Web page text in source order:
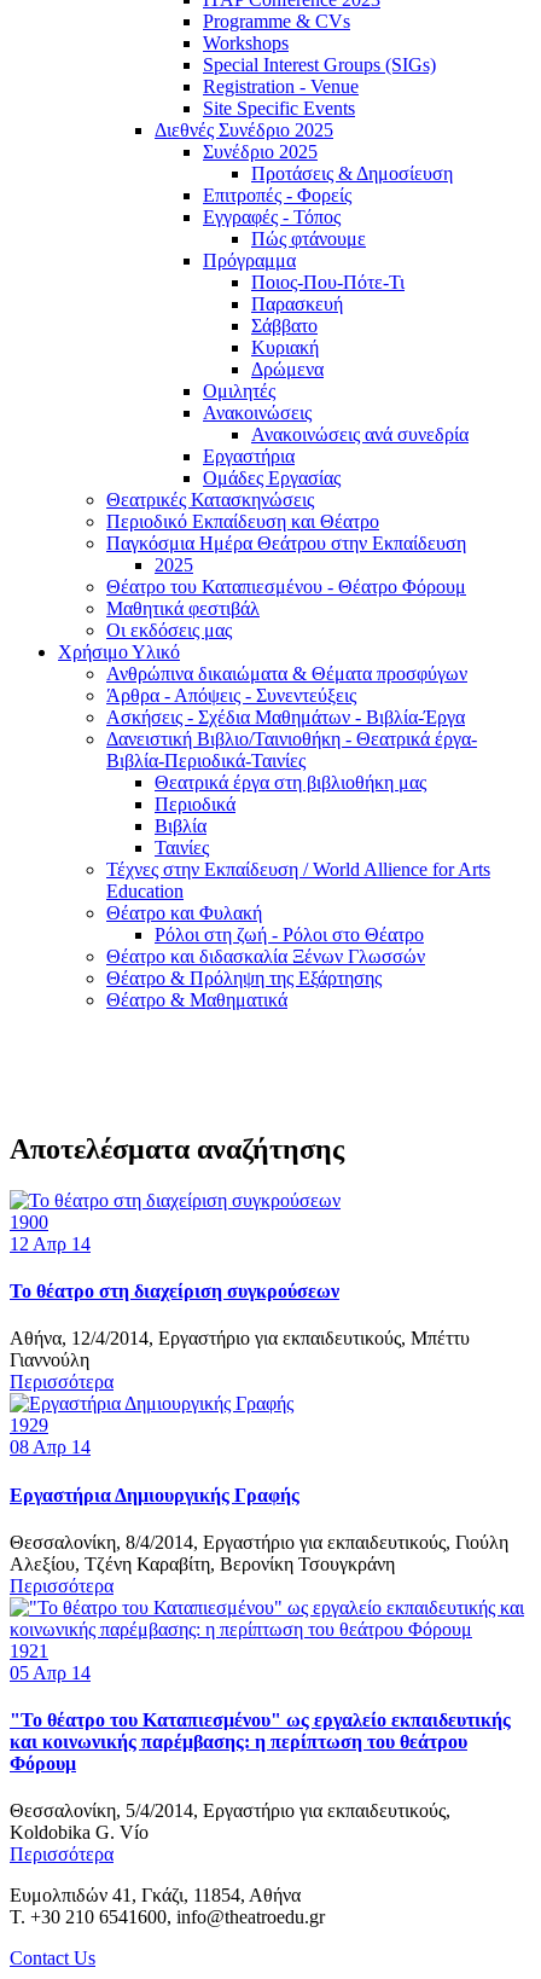
Programme & CVs
Workshops
Special Interest Groups (SIGs)
Registration - Venue
Site Specific Events
Διεθνές Συνέδριο 2025
Συνέδριο 2025
Προτάσεις & Δημοσίευση
Επιτροπές - Φορείς
Εγγραφές - Τόπος
Πώς φτάνουμε
Πρόγραμμα
Ποιος-Που-Πότε-Τι
Παρασκευή
Σάββατο
Κυριακή
Δρώμενα
Ομιλητές
Ανακοινώσεις
Ανακοινώσεις ανά συνεδρία
Εργαστήρια
Ομάδες Εργασίας
Θεατρικές Κατασκηνώσεις
Περιοδικό Εκπαίδευση και Θέατρο
Παγκόσμια Ημέρα Θεάτρου στην Εκπαίδευση
2025
Θέατρο του Καταπιεσμένου - Θέατρο Φόρουμ
Μαθητικά φεστιβάλ
Οι εκδόσεις μας
Χρήσιμο Υλικό
Ανθρώπινα δικαιώματα & Θέματα προσφύγων
Άρθρα - Απόψεις - Συνεντεύξεις
Ασκήσεις - Σχέδια Μαθημάτων - Βιβλία-Έργα
Δανειστική Βιβλιο/Ταινιοθήκη - Θεατρικά έργα-
Βιβλία-Περιοδικά-Ταινίες
Θεατρικά έργα στη βιβλιοθήκη μας
Περιοδικά
Βιβλία
Ταινίες
Τέχνες στην Εκπαίδευση / World Allience for Arts
Education
Θέατρο και Φυλακή
Ρόλοι στη ζωή - Ρόλοι στο Θέατρο
Θέατρο και διδασκαλία Ξένων Γλωσσών
Θέατρο & Πρόληψη της Εξάρτησης
Θέατρο & Μαθηματικά
Αποτελέσματα αναζήτησης
1900
12 Απρ 14
Το θέατρο στη διαχείριση συγκρούσεων
Αθήνα, 12/4/2014, Εργαστήριο για εκπαιδευτικούς, Μπέττυ
Γιαννούλη
Περισσότερα
1929
08 Απρ 14
Εργαστήρια Δημιουργικής Γραφής
Θεσσαλονίκη, 8/4/2014, Εργαστήριο για εκπαιδευτικούς, Γιούλη
Αλεξίου, Τζένη Καραβίτη, Βερονίκη Τσουγκράνη
Περισσότερα
1921
05 Απρ 14
"Το θέατρο του Καταπιεσμένου" ως εργαλείο εκπαιδευτικής
και κοινωνικής παρέμβασης: η περίπτωση του θεάτρου
Φόρουμ
Θεσσαλονίκη, 5/4/2014, Εργαστήριο για εκπαιδευτικούς,
Koldobika G. Vío
Περισσότερα
Ευμολπιδών 41, Γκάζι, 11854, Αθήνα
T. +30 210 6541600, info@theatroedu.gr
Contact Us